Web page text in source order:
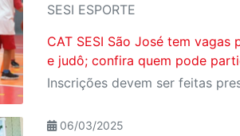
SESI ESPORTE
CAT SESI São José tem vagas
e judô; confira quem pode
06/03/2025